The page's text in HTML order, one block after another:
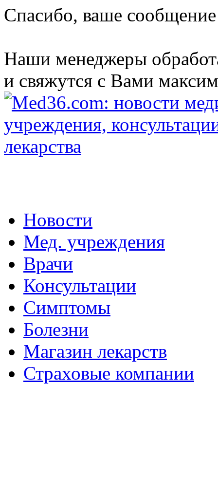
Спасибо, ваше
Наши менеджеры
и свяжутся с Вами
Новости
Мед. учреждения
Врачи
Консультации
Симптомы
Болезни
Магазин лекарств
Страховые компании